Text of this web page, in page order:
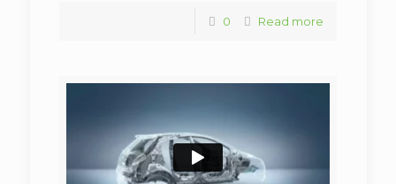
0 Read more